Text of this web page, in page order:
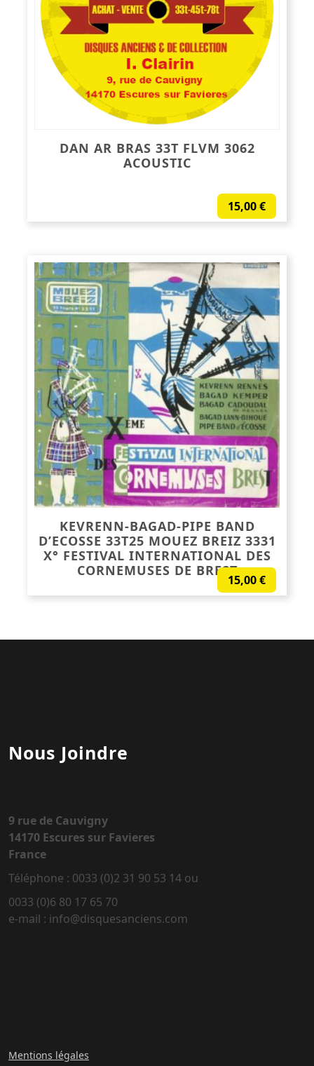
DAN AR BRAS 33T FLVM 3062
ACOUSTIC
15,00€
KEVRENN-BAGAD-PIPE BAND
D’ECOSSE 33T25 MOUEZ BREIZ 3331
X° FESTIVAL INTERNATIONAL DES
CORNEMUSES DE BREST
15,00€
Nous Joindre
9 rue de Cauvigny
14170 Escures sur Favieres
France
Téléphone : 0033 (0)2 31 90 53 14 ou
0033 (0)6 80 17 65 70
e-mail : info@disquesanciens.com
Mentions légales